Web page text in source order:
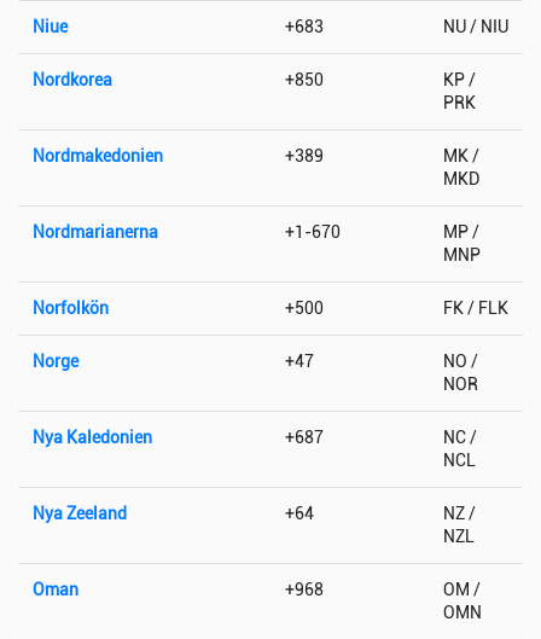
Niue +683 NU / NIU
Nordkorea +850
KP /
PRK
Nordmakedonien +389
MK /
MKD
Nordmarianerna +1-670
MP /
MNP
Norfolkön +500 FK / FLK
Norge +47
NO /
NOR
Nya Kaledonien +687
NC /
NCL
Nya Zeeland +64
NZ /
NZL
Oman +968
OM /
OMN